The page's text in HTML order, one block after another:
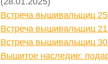
Встреча вышивальщиц
Встреча вышивальщиц
Встреча вышивальщиц
Вышитое наследие: